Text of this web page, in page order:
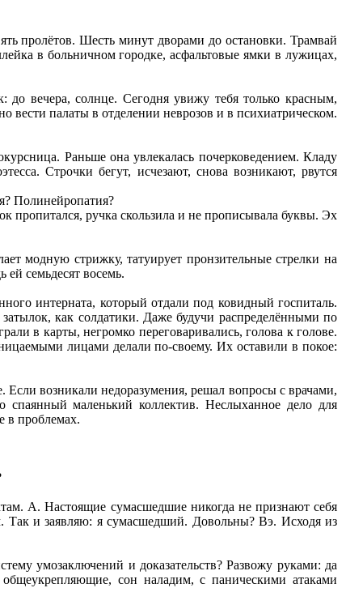
пролётов. Шесть минут дворами до остановки. Трамвай
в больничном городке, асфальтовые ямки в лужицах,
вечера, солнце. Сегодня увижу тебя только красным,
вести палаты в отделении неврозов и в психиатрическом.
Раньше она увлекалась почерковедением. Кладу
Строчки бегут, исчезают, снова возникают, рвутся
Полинейропатия?
пропитался, ручка скользила и не прописывала буквы. Эх
модную стрижку, татуирует пронзительные стрелки на
семьдесят восемь.
интерната, который отдали под ковидный госпиталь.
как солдатики. Даже будучи распределёнными по
в карты, негромко переговаривались, голова к голове.
лицами делали по-своему. Их оставили в покое:
возникали недоразумения, решал вопросы с врачами,
маленький коллектив. Неслыханное дело для
в проблемах.
А. Настоящие сумасшедшие никогда не признают себя
и заявляю: я сумасшедший. Довольны? Вэ. Исходя из
умозаключений и доказательств? Развожу руками: да
сон наладим, с паническими атаками